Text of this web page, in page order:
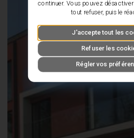
continuer. Vous pouvez
tout refuser, puis le
J'accepte tout les
Refuser les
Régler vos